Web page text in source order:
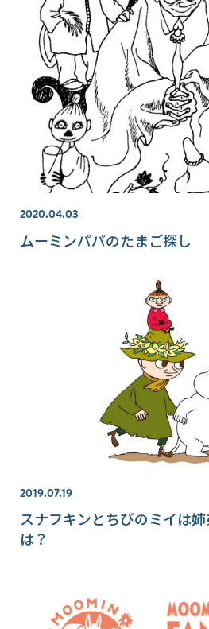
2020.04.03
ムーミンパパのたまご探し
2019.07.19
スナフキンとちびのミイは
は？